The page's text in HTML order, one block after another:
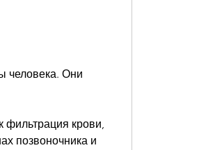
человека. Они
фильтрация крови,
позвоночника и